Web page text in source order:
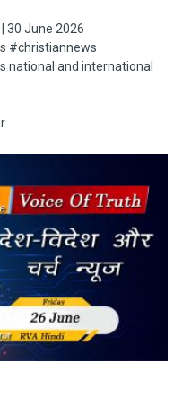
| 30 June 2026
#christiannews​​​​​
national and international